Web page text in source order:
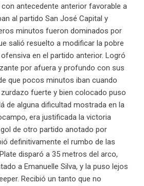
antecedente anterior favorable a
al partido San José Capital y
minutos fueron dominados por
salió resuelto a modificar la pobre
en el partido anterior. Logró
por afuera y profundo con sus
que pocos minutos iban cuando
fuerte y bien colocado puso
de alguna dificultad mostrada en la
era justificada la victoria
de otro partido anotado por
definitivamente el rumbo de las
disparó a 35 metros del arco,
a Emanuelle Silva, y la puso lejos
Recibió un tanto que no